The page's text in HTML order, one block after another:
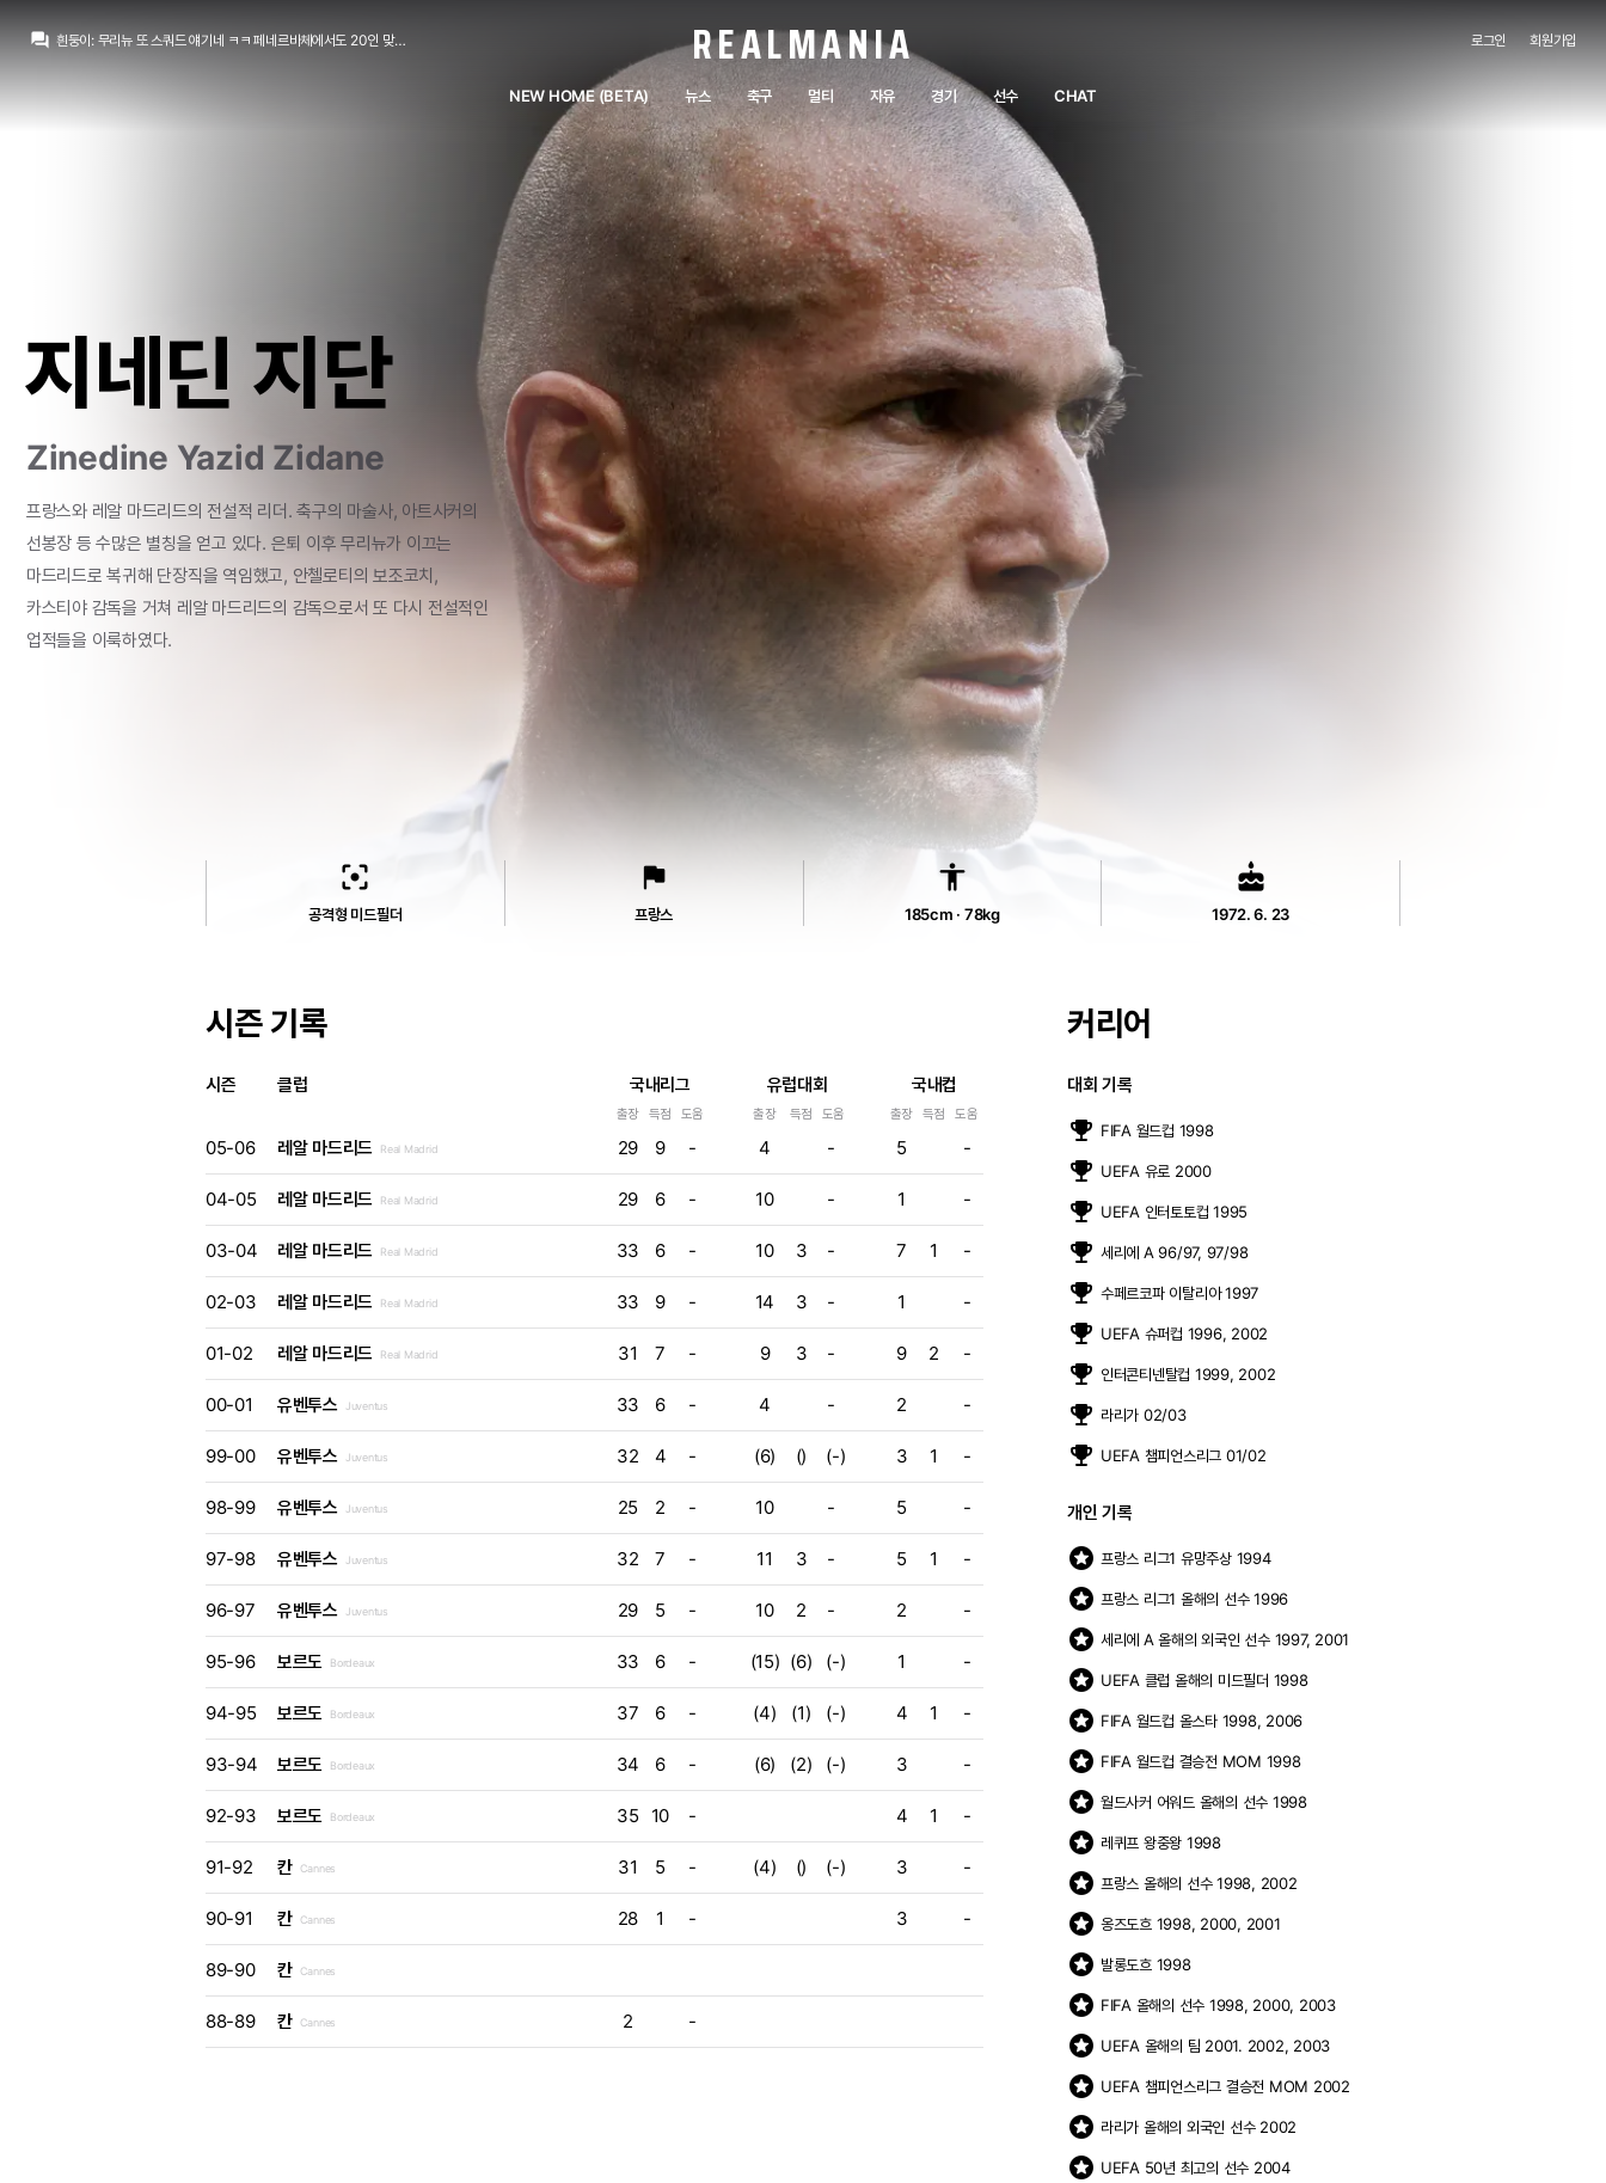
question_answer 흰둥이: 무리뉴 또 스쿼드 얘기네 ㅋㅋ 페네르바체에서도 20인 맞춘다니 성격 못버림
REALMANIA
NEW HOME (BETA) 뉴스 축구 멀티 자유 경기 선수 CHAT
로그인 회원가입
지네딘 지단
Zinedine Yazid Zidane
프랑스와 레알 마드리드의 전설적 리더. 축구의 마술사, 아트사커의
선봉장 등 수많은 별칭을 얻고 있다. 은퇴 이후 무리뉴가 이끄는
마드리드로 복귀해 단장직을 역임했고, 안첼로티의 보조코치,
카스티야 감독을 거쳐 레알 마드리드의 감독으로서 또 다시 전설적인
업적들을 이룩하였다.
filter_center_focus
공격형 미드필더
flag
프랑스
accessibility
185cm · 78kg
cake
1972. 6. 23
시즌 기록
시즌 클럽 국내리그 유럽대회 국내컵
출장 득점 도움 출장 득점 도움 출장 득점 도움
05-06 레알 마드리드 Real Madrid 29 9 - 4 - 5 -
04-05 레알 마드리드 Real Madrid 29 6 - 10 - 1 -
03-04 레알 마드리드 Real Madrid 33 6 - 10 3 - 7 1 -
02-03 레알 마드리드 Real Madrid 33 9 - 14 3 - 1 -
01-02 레알 마드리드 Real Madrid 31 7 - 9 3 - 9 2 -
00-01 유벤투스 Juventus 33 6 - 4 - 2 -
99-00 유벤투스 Juventus 32 4 - (6) () (-) 3 1 -
98-99 유벤투스 Juventus 25 2 - 10 - 5 -
97-98 유벤투스 Juventus 32 7 - 11 3 - 5 1 -
96-97 유벤투스 Juventus 29 5 - 10 2 - 2 -
95-96 보르도 Bordeaux 33 6 - (15) (6) (-) 1 -
94-95 보르도 Bordeaux 37 6 - (4) (1) (-) 4 1 -
93-94 보르도 Bordeaux 34 6 - (6) (2) (-) 3 -
92-93 보르도 Bordeaux 35 10 - 4 1 -
91-92 칸 Cannes 31 5 - (4) () (-) 3 -
90-91 칸 Cannes 28 1 - 3 -
89-90 칸 Cannes
88-89 칸 Cannes 2 -
커리어
대회 기록
emoji_events FIFA 월드컵 1998
emoji_events UEFA 유로 2000
emoji_events UEFA 인터토토컵 1995
emoji_events 세리에 A 96/97, 97/98
emoji_events 수페르코파 이탈리아 1997
emoji_events UEFA 슈퍼컵 1996, 2002
emoji_events 인터콘티넨탈컵 1999, 2002
emoji_events 라리가 02/03
emoji_events UEFA 챔피언스리그 01/02
개인 기록
stars 프랑스 리그1 유망주상 1994
stars 프랑스 리그1 올해의 선수 1996
stars 세리에 A 올해의 외국인 선수 1997, 2001
stars UEFA 클럽 올해의 미드필더 1998
stars FIFA 월드컵 올스타 1998, 2006
stars FIFA 월드컵 결승전 MOM 1998
stars 월드사커 어워드 올해의 선수 1998
stars 레퀴프 왕중왕 1998
stars 프랑스 올해의 선수 1998, 2002
stars 옹즈도흐 1998, 2000, 2001
stars 발롱도흐 1998
stars FIFA 올해의 선수 1998, 2000, 2003
stars UEFA 올해의 팀 2001. 2002, 2003
stars UEFA 챔피언스리그 결승전 MOM 2002
stars 라리가 올해의 외국인 선수 2002
stars UEFA 50년 최고의 선수 2004